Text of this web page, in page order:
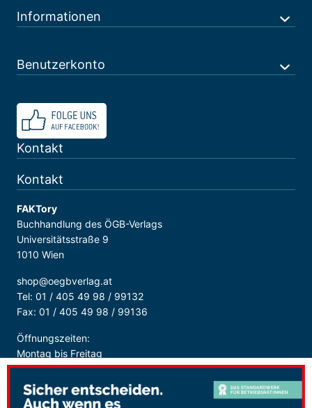
Informationen
Benutzerkonto
Kontakt
Kontakt
FAKTory
Buchhandlung des ÖGB-Verlags
Universitätsstraße 9
1010 Wien
shop@oegbverlag.at
Tel: 01 / 405 49 98 / 99132
Fax: 01 / 405 49 98 / 99136
Öffnungszeiten:
Montag bis Freitag
9:00 - 18:00 Uhr
durchgehend